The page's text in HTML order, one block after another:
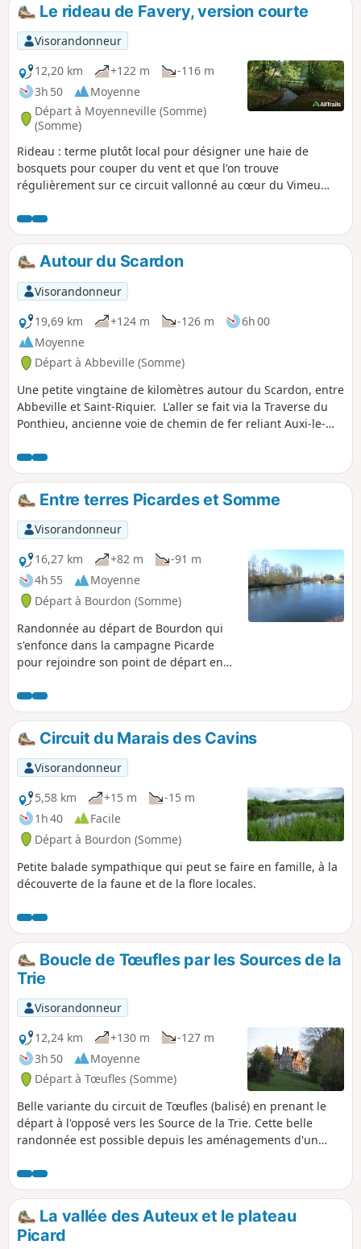
Le rideau de Favery, version courte
Visorandonneur
12,20 km
+122 m
-116 m
3h 50
Moyenne
Départ à Moyenneville (Somme)
(Somme)
Rideau : terme plutôt local pour désigner une haie de
bosquets pour couper du vent et que l'on trouve
régulièrement sur ce circuit vallonné au cœur du Vimeu
près du manoir de Chaussoy qu'il ne faut pas manquer
d'admirer, avant d'entreprendre une belle grimpette en
sous-bois. Ce circuit est balisé par le département, cette
version est raccourcie.
Autour du Scardon
Visorandonneur
19,69 km
+124 m -126 m
6h 00
Moyenne
Départ à Abbeville (Somme)
Une petite vingtaine de kilomètres autour du Scardon, entre
Abbeville et Saint-Riquier. L'aller se fait via la Traverse du
Ponthieu, ancienne voie de chemin de fer reliant Auxi-le-
la vallée.
Entre terres Picardes et Somme
Visorandonneur
16,27 km
+82 m
-91 m
4h 55
Moyenne
Départ à Bourdon (Somme)
Randonnée au départ de Bourdon qui
s'enfonce dans la campagne Picarde
pour rejoindre son point de départ en
Circuit du Marais des Cavins
Visorandonneur
5,58 km
+15 m
-15 m
1h 40
Facile
Départ à Bourdon (Somme)
Petite balade sympathique qui peut se faire en famille, à la
découverte de la faune et de la flore locales.
Boucle de Tœufles par les Sources de la
Trie
Visorandonneur
12,24 km
+130 m
-127 m
3h 50
Moyenne
Départ à Tœufles (Somme)
Belle variante du circuit de Tœufles (balisé) en prenant le
départ à l'opposé vers les Source de la Trie. Cette belle
randonnée est possible depuis les aménagements d'un
Communauté de Communes du Vimeu.
La vallée des Auteux et le plateau
Picard